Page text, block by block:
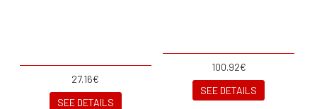
27.16€
SEE DETAILS
100.92€
SEE DETAILS